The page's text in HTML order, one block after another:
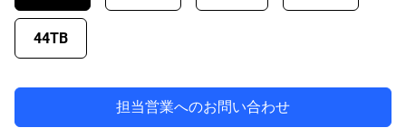
44TB
担当営業へのお問い合わせ